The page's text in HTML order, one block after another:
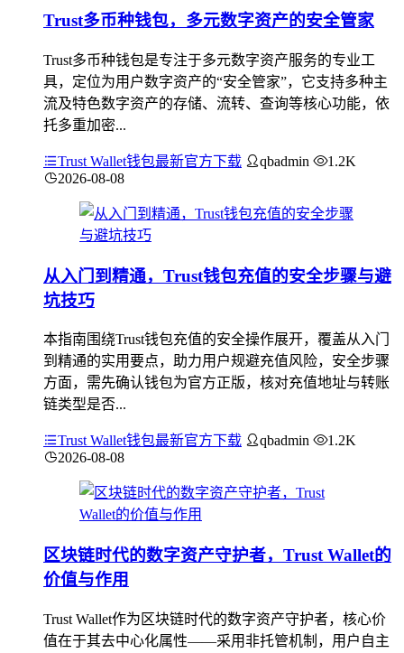
Trust多币种钱包，多元数字资产的安全管家
Trust多币种钱包是专注于多元数字资产服务的专业工
具，定位为用户数字资产的“安全管家”，它支持多种主
流及特色数字资产的存储、流转、查询等核心功能，依
托多重加密...
Trust Wallet钱包最新官方下载 qbadmin
1.2K
2026-08-08
从入门到精通，Trust钱包充值的安全步骤与避
坑技巧
本指南围绕Trust钱包充值的安全操作展开，覆盖从入门
到精通的实用要点，助力用户规避充值风险，安全步骤
方面，需先确认钱包为官方正版，核对充值地址与转账
链类型是否...
Trust Wallet钱包最新官方下载 qbadmin
1.2K
2026-08-08
区块链时代的数字资产守护者，Trust Wallet的
价值与作用
Trust Wallet作为区块链时代的数字资产守护者，核心价
值在于其去中心化属性——采用非托管机制，用户自主